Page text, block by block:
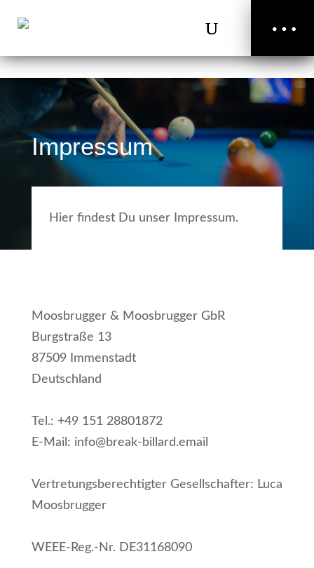
Billard-
Zubehör
Queues
Impressum
Hier findest Du unser Impressum.
Moosbrugger & Moosbrugger GbR
Burgstraße 13
87509 Immenstadt
Deutschland
Tel.: +49 151 28801872
E-Mail: info@break-billard.email
Vertretungsberechtigter Gesellschafter: Luca
Moosbrugger
WEEE-Reg.-Nr. DE31168090